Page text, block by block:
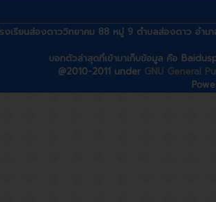
งเรียนส่องดาววิทยาคม 88 หมู่ 9 ตำบลส่องดาว อำ
บอทตัวล่าสุดที่เข้ามาเก็บข้อมูล คือ
@2010-2011 under GNU General